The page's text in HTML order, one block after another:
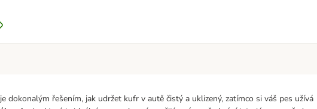
dokonalým řešením, jak udržet kufr v autě čistý a uklizený, zatímco si váš pes užívá